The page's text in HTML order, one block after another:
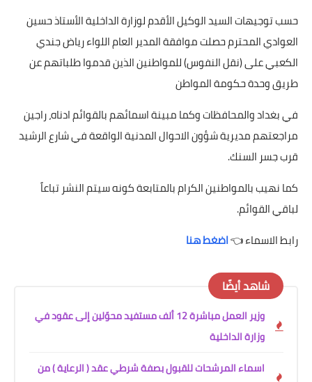
حسب توجيهات السيد الوكيل الأقدم لوزارة الداخلية الأستاذ حسين
العوادي المحترم حصلت موافقة المدير العام اللواء رياض جندي
الكعبي على (نقل النفوس) للمواطنين الذين قدموا طلباتهم عن
طريق وحدة حكومة المواطن
في بغداد والمحافظات وكما مبينة اسمائهم بالقوائم ادناه، راجين
مراجعتهم مديرية شؤون الاحوال المدنية الواقعة في شارع الرشيد
قرب جسر السنك.
كما نهيب بالمواطنين الكرام بالمتابعة كونه سيتم النشر تباعاً
لباقي القوائم.
رابط الاسماء 👈اضغط هنا
شاهد أيضًا
وزير العمل مباشرة 12 ألف مستفيد محوّلين إلى عقود في
وزارة الداخلية
اسماء المرشحات للقبول بصفة شرطي عقد ( الرعاية ) من